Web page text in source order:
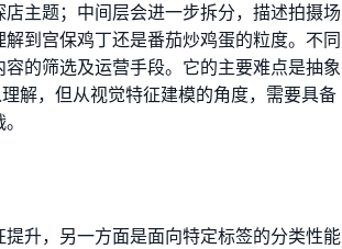
主题；中间层会进一步拆分，描述拍摄场
到宫保鸡丁还是番茄炒鸡蛋的粒度。不同
的筛选及运营手段。它的主要难点是抽象
解，但从视觉特征建模的角度，需要具备
升，另一方面是面向特定标签的分类性能